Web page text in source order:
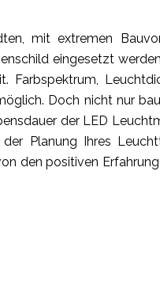
mit extremen
eingesetzt
Farbspektrum,
Doch nicht nur
der LED
Planung Ihres
den positiven